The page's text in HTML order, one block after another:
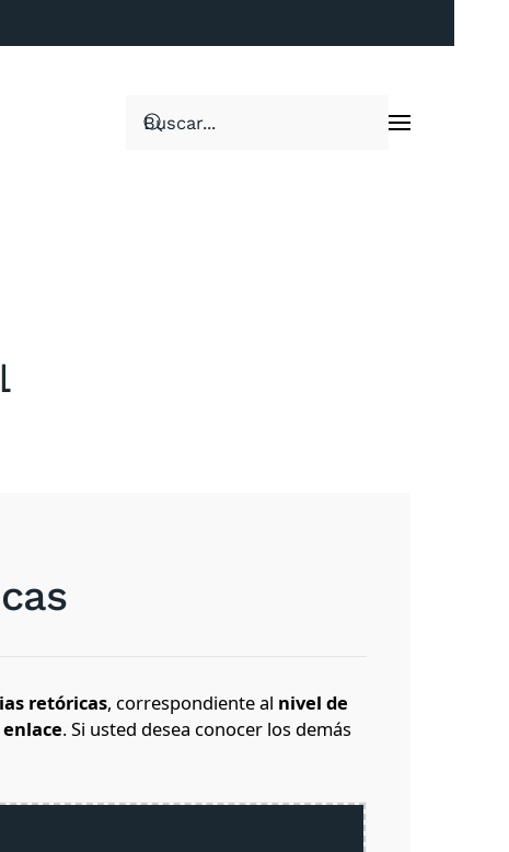
retóricas, correspondiente al nivel de
.Si usted desea conocer los demás